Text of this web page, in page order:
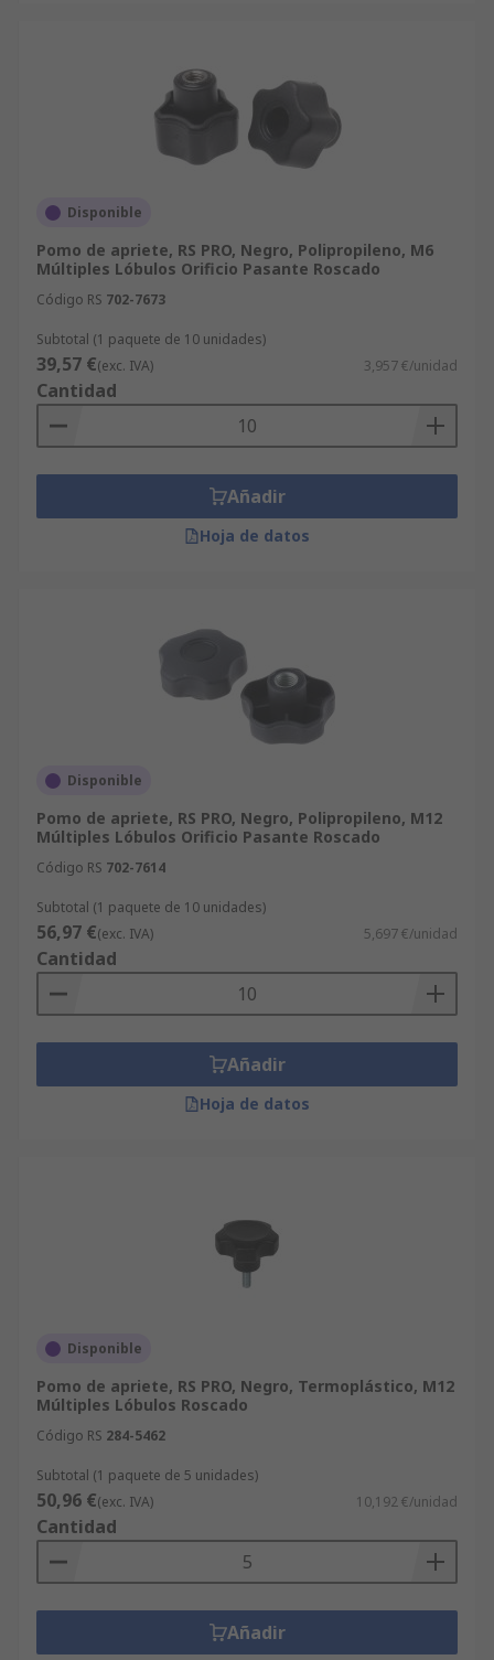
Disponible
Pomo de apriete, RS PRO, Negro, Polipropileno, M6
Múltiples Lóbulos Orificio Pasante Roscado
Código RS 702-7673
Subtotal (1 paquete de 10 unidades)
39,57 €(exc. IVA) 3,957 €/unidad
Cantidad
Añadir
Hoja de datos
Disponible
Pomo de apriete, RS PRO, Negro, Polipropileno, M12
Múltiples Lóbulos Orificio Pasante Roscado
Código RS 702-7614
Subtotal (1 paquete de 10 unidades)
56,97 €(exc. IVA) 5,697 €/unidad
Cantidad
Añadir
Hoja de datos
Disponible
Pomo de apriete, RS PRO, Negro, Termoplástico, M12
Múltiples Lóbulos Roscado
Código RS 284-5462
Subtotal (1 paquete de 5 unidades)
50,96 €(exc. IVA) 10,192 €/unidad
Cantidad
Añadir